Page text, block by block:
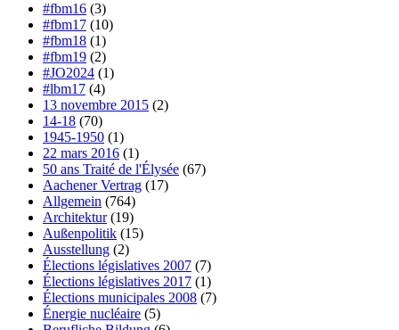
#fbm16 (3)
#fbm17 (10)
#fbm18 (1)
#fbm19 (2)
#JO2024 (1)
#lbm17 (4)
13 novembre 2015 (2)
14-18 (70)
1945-1950 (1)
22 mars 2016 (1)
50 ans Traité de l'Élysée (67)
Aachener Vertrag (17)
Allgemein (764)
Architektur(19)
Außenpolitik (15)
Ausstellung (2)
Élections législatives 2007 (7)
Élections législatives 2017 (1)
Élections municipales 2008 (7)
Énergie nucléaire (5)